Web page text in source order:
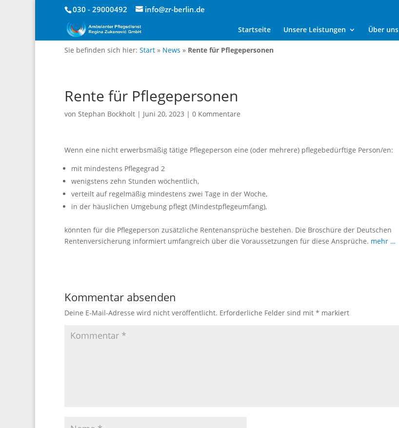
030 - 29000492 info@zr-berlin.de
Startseite Unsere Leistungen Über uns
Sie befinden sich hier: Start » News » Rente für Pflegepersonen
Rente für Pflegepersonen
von Stephan Bockholt | Juni 20, 2023 | 0 Kommentare
Wenn eine nicht erwerbsmäßig tätige Pflegeperson eine (oder mehrere) pflegebedürftige Person/en:
mit mindestens Pflegegrad 2
wenigstens zehn Stunden wöchentlich,
verteilt auf regelmäßig mindestens zwei Tage in der Woche,
in der häuslichen Umgebung pflegt (Mindestpflegeumfang),
könnten für die Pflegeperson zusätzliche Rentenansprüche bestehen. Die Broschüre der Deutschen
Rentenversicherung informiert umfangreich über die Voraussetzungen für diese Ansprüche. mehr …
Kommentar absenden
Deine E-Mail-Adresse wird nicht veröffentlicht. Erforderliche Felder sind mit * markiert